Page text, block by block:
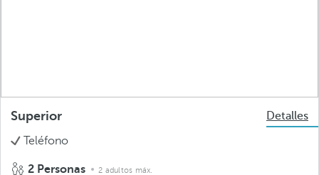
Superior
Detalles
Teléfono
2 Personas 2 adultos máx.